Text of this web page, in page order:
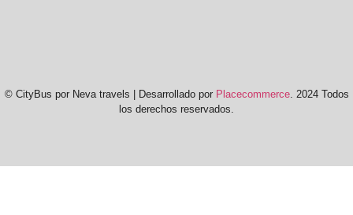
© CityBus por Neva travels | Desarrollado por Placecommerce. 2024 Todos
los derechos reservados.